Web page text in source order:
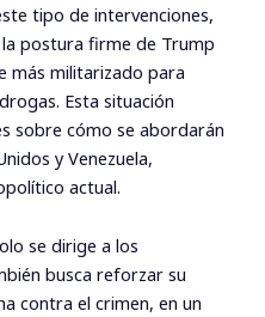
tipo de intervenciones,
postura firme de Trump
más militarizado para
Esta situación
sobre cómo se abordarán
y Venezuela,
actual.
se dirige a los
busca reforzar su
contra el crimen, en un